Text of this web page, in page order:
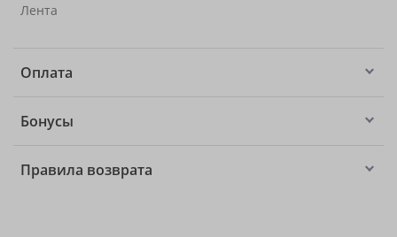
Лента
Оплата
Бонусы
Правила возврата